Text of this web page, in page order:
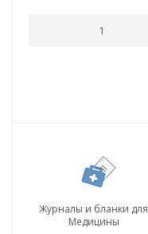
Журналы и бланки для
Медицины